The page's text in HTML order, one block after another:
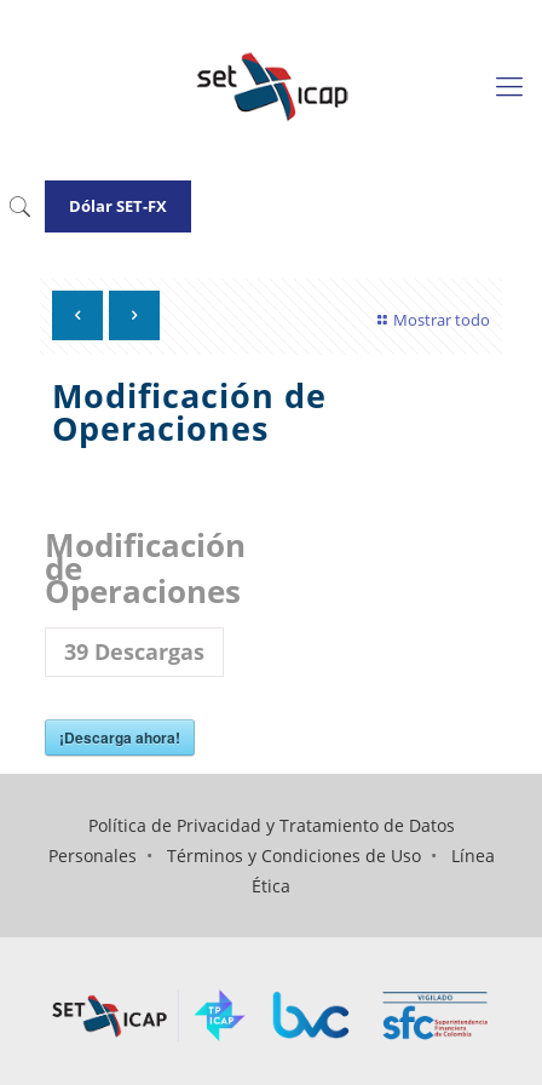
Dólar SET-FX
Mostrar todo
Modificación de
Operaciones
Modificación
de
Operaciones
39Descargas
¡Descarga ahora!
Política de Privacidad y Tratamiento de Datos
Personales • Términos y Condiciones de Uso• Línea
Ética